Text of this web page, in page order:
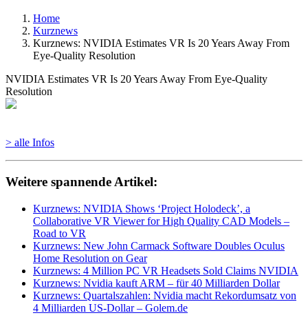
Home
Kurznews
Kurznews: NVIDIA Estimates VR Is 20 Years Away From
Eye-Quality Resolution
NVIDIA Estimates VR Is 20 Years Away From Eye-Quality
Resolution
> alle Infos
Weitere spannende Artikel:
Kurznews: NVIDIA Shows ‘Project Holodeck’, a
Collaborative VR Viewer for High Quality CAD Models –
Road to VR
Kurznews: New John Carmack Software Doubles Oculus
Home Resolution on Gear
Kurznews: 4 Million PC VR Headsets Sold Claims NVIDIA
Kurznews: Nvidia kauft ARM – für 40 Milliarden Dollar
Kurznews: Quartalszahlen: Nvidia macht Rekordumsatz von
4 Milliarden US-Dollar – Golem.de